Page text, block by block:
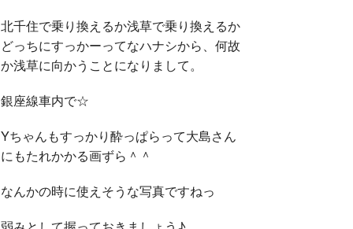
北千住で乗り換えるか浅草で乗り換えるか
どっちにすっかーってなハナシから、何故
か浅草に向かうことになりまして。
銀座線車内で☆
Yちゃんもすっかり酔っぱらって大島さん
にもたれかかる画ずら＾＾
なんかの時に使えそうな写真ですねっ